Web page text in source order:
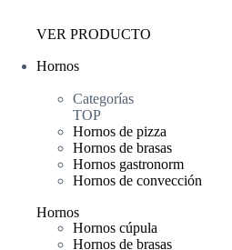
VER PRODUCTO
Hornos
Categorías
TOP
Hornos de pizza
Hornos de brasas
Hornos gastronorm
Hornos de convección
Hornos
Hornos cúpula
Hornos de brasas